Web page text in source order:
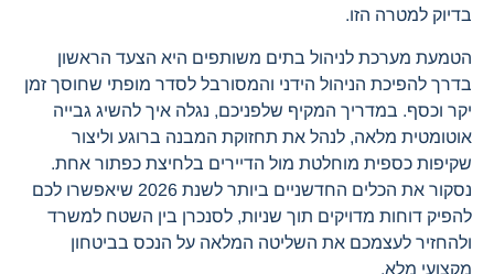
בדיוק למטרה הזו.
הטמעת מערכת לניהול בתים משותפים היא הצעד הראשון
בדרך להפיכת הניהול הידני והמסורבל לסדר מופתי שחוסך זמן
יקר וכסף. במדריך המקיף שלפניכם, נגלה איך להשיג גבייה
אוטומטית מלאה, לנהל את תחזוקת המבנה ברוגע וליצור
שקיפות כספית מוחלטת מול הדיירים בלחיצת כפתור אחת.
נסקור את הכלים החדשניים ביותר לשנת 2026 שיאפשרו לכם
להפיק דוחות מדויקים תוך שניות, לסנכרן בין השטח למשרד
ולהחזיר לעצמכם את השליטה המלאה על הנכס בביטחון
מקצועי מלא.